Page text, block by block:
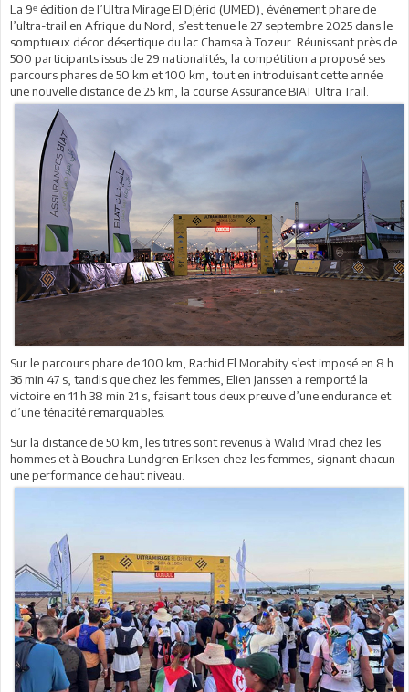
La 9ᵉ édition de l’Ultra Mirage El Djérid (UMED), événement phare de
l’ultra-trail en Afrique du Nord, s’est tenue le 27 septembre 2025 dans le
somptueux décor désertique du lac Chamsa à Tozeur. Réunissant près de
500 participants issus de 29 nationalités, la compétition a proposé ses
parcours phares de 50 km et 100 km, tout en introduisant cette année
une nouvelle distance de 25 km, la course Assurance BIAT Ultra Trail.
Sur le parcours phare de 100 km, Rachid El Morabity s’est imposé en 8 h
36 min 47 s, tandis que chez les femmes, Elien Janssen a remporté la
victoire en 11 h 38 min 21 s, faisant tous deux preuve d’une endurance et
d’une ténacité remarquables.
Sur la distance de 50 km, les titres sont revenus à Walid Mrad chez les
hommes et à Bouchra Lundgren Eriksen chez les femmes, signant chacun
une performance de haut niveau.